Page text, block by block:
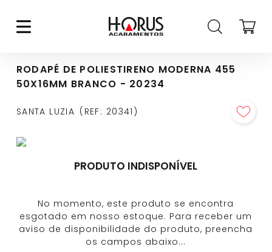
RODAPÉ DE POLIESTIRENO MODERNA 455
50X16MM BRANCO - 20234
SANTA LUZIA REF: 20341
PRODUTO INDISPONÍVEL